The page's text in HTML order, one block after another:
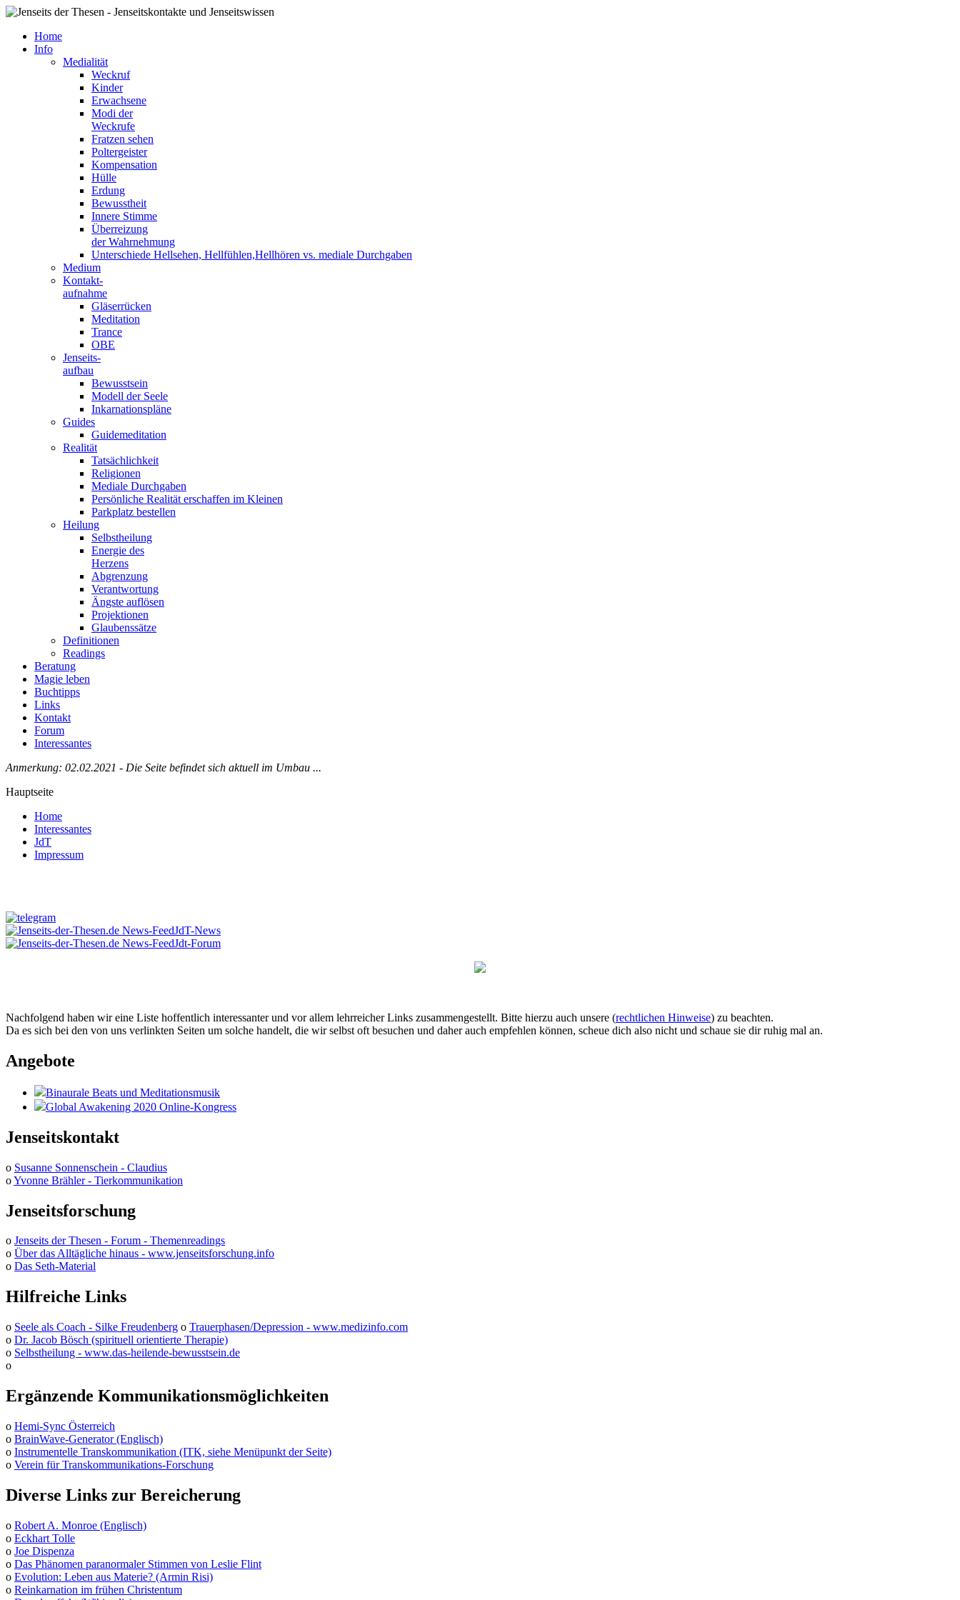
Home
Info
Medialität
Weckruf
Kinder
Erwachsene
Modi der
Weckrufe
Fratzen sehen
Poltergeister
Kompensation
Hülle
Erdung
Bewusstheit
Innere Stimme
Überreizung
der Wahrnehmung
Unterschiede Hellsehen, Hellfühlen,Hellhören vs. mediale Durchgaben
Medium
Kontakt-
aufnahme
Gläserrücken
Meditation
Trance
OBE
Jenseits-
aufbau
Bewusstsein
Modell der Seele
Inkarnationspläne
Guides
Guidemeditation
Realität
Tatsächlichkeit
Religionen
Mediale Durchgaben
Persönliche Realität erschaffen im Kleinen
Parkplatz bestellen
Heilung
Selbstheilung
Energie des
Herzens
Abgrenzung
Verantwortung
Ängste auflösen
Projektionen
Glaubenssätze
Definitionen
Readings
Beratung
Magie leben
Buchtipps
Links
Kontakt
Forum
Interessantes
Anmerkung: 02.02.2021 - Die Seite befindet sich aktuell im Umbau ...
Hauptseite
Home
Interessantes
JdT
Impressum
JdT-News
Jdt-Forum
Nachfolgend haben wir eine Liste hoffentlich interessanter und vor allem lehrreicher Links zusammengestellt. Bitte hierzu auch unsere (rechtlichen Hinweise) zu beachten.
Da es sich bei den von uns verlinkten Seiten um solche handelt, die wir selbst oft besuchen und daher auch empfehlen können, scheue dich also nicht und schaue sie dir ruhig mal an.
Angebote
Binaurale Beats und Meditationsmusik
Global Awakening 2020 Online-Kongress
Jenseitskontakt
o Susanne Sonnenschein - Claudius
oYvonne Brähler - Tierkommunikation
Jenseitsforschung
o Jenseits der Thesen - Forum - Themenreadings
o Über das Alltägliche hinaus - www.jenseitsforschung.info
o Das Seth-Material
Hilfreiche Links
o Seele als Coach - Silke Freudenberg o Trauerphasen/Depression - www.medizinfo.com
o Dr. Jacob Bösch (spirituell orientierte Therapie)
o Selbstheilung - www.das-heilende-bewusstsein.de
o
Ergänzende Kommunikationsmöglichkeiten
o Hemi-Sync Österreich
o BrainWave-Generator (Englisch)
o Instrumentelle Transkommunikation (ITK, siehe Menüpunkt der Seite)
o Verein für Transkommunikations-Forschung
Diverse Links zur Bereicherung
o Robert A. Monroe (Englisch)
o Eckhart Tolle
o Joe Dispenza
o Das Phänomen paranormaler Stimmen von Leslie Flint
o Evolution: Leben aus Materie? (Armin Risi)
o Reinkarnation im frühen Christentum